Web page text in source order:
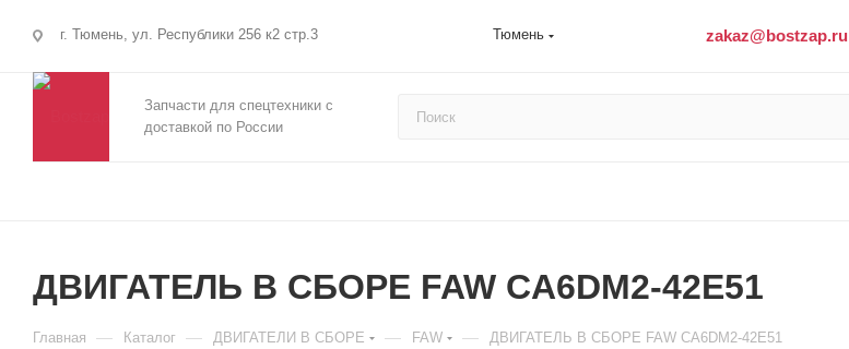
г. Тюмень, ул. Республики 256 к2 стр.3 Тюмень zakaz@bostzap.ru
Запчасти для спецтехники с
доставкой по России
ДВИГАТЕЛЬ В СБОРЕ FAW CA6DM2-42E51
Главная — Каталог — ДВИГАТЕЛИ В СБОРЕ — FAW — ДВИГАТЕЛЬ В СБОРЕ FAW CA6DM2-42E51